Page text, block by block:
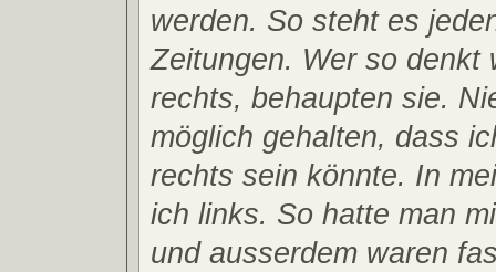
werden. So steht es
Zeitungen. Wer so denkt
rechts, behaupten sie.
möglich gehalten, dass
rechts sein könnte. In
ich links. So hatte man
und ausserdem waren